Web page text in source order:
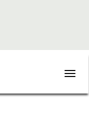
Toggle